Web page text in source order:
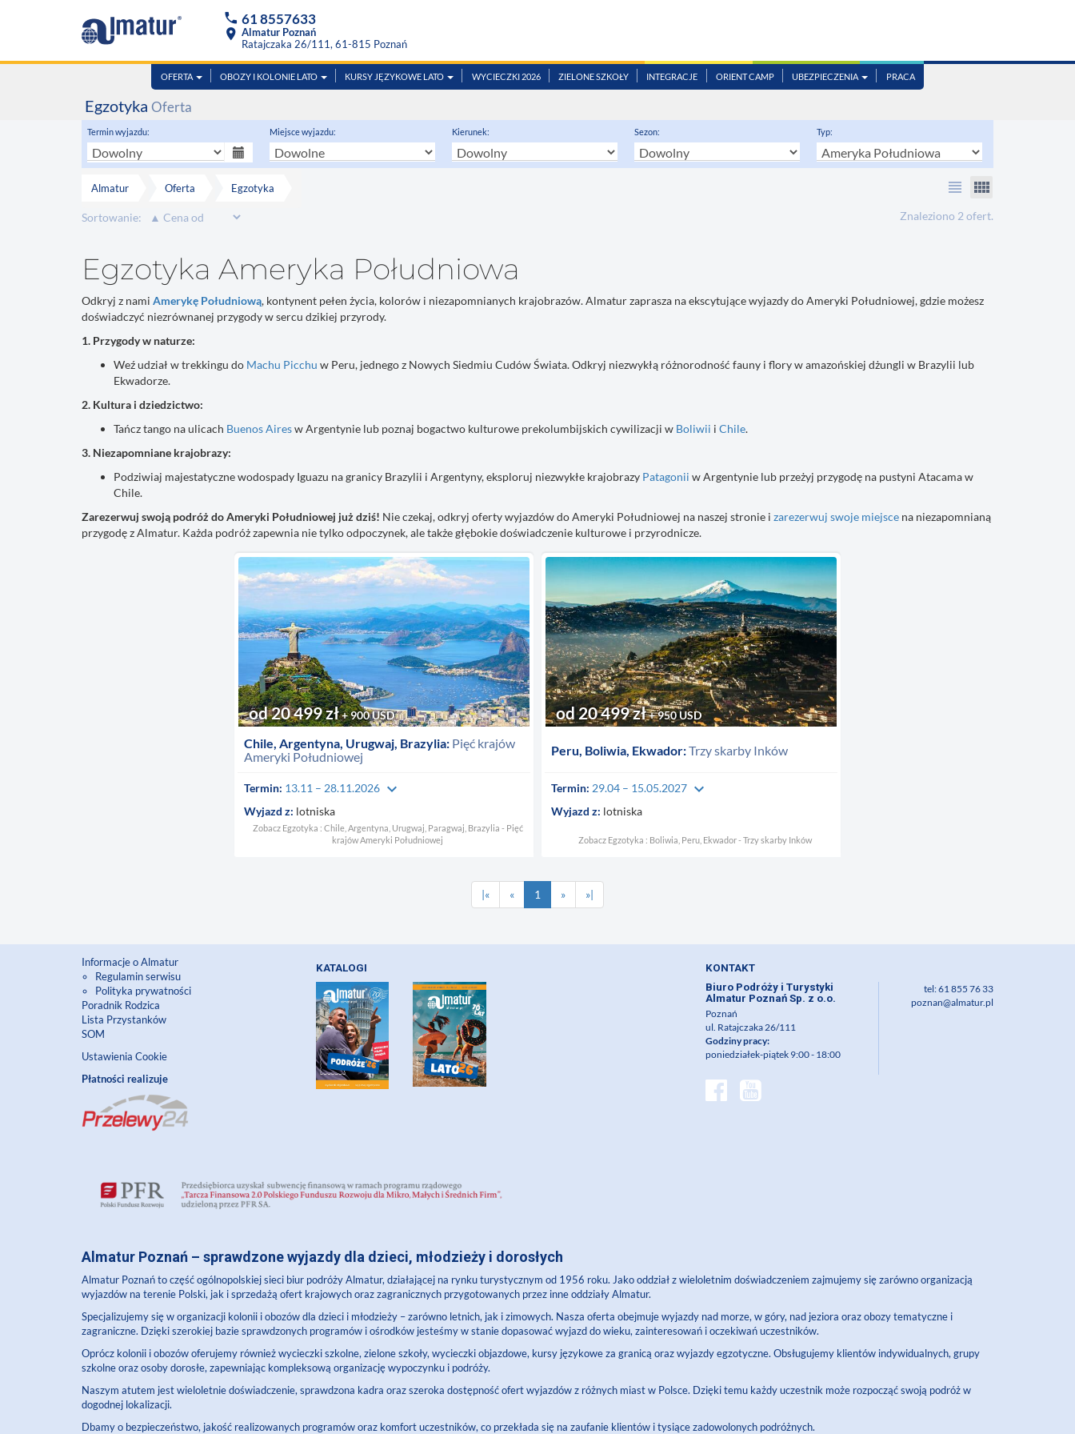
phone 61 8557633
location_on Almatur Poznań
Ratajczaka 26/111, 61-815 Poznań
OFERTA OBOZY I KOLONIE LATO KURSY JĘZYKOWE LATO WYCIECZKI 2026 ZIELONE SZKOŁY INTEGRACJE ORIENT CAMP UBEZPIECZENIA PRACA
Egzotyka Oferta
Termin wyjazdu: Miejsce wyjazdu: Kierunek: Sezon: Typ:
Almatur Oferta Egzotyka view_headline view_comfy
Sortowanie: Znaleziono 2 ofert.
Egzotyka Ameryka Południowa
Odkryj z nami Amerykę Południową, kontynent pełen życia, kolorów i niezapomnianych krajobrazów. Almatur zaprasza na ekscytujące wyjazdy do Ameryki Południowej, gdzie możesz
doświadczyć niezrównanej przygody w sercu dzikiej przyrody.
1. Przygody w naturze:
Weź udział w trekkingu do Machu Picchu w Peru, jednego z Nowych Siedmiu Cudów Świata. Odkryj niezwykłą różnorodność fauny i flory w amazońskiej dżungli w Brazylii lub
Ekwadorze.
2. Kultura i dziedzictwo:
Tańcz tango na ulicach Buenos Airesw Argentynie lub poznaj bogactwo kulturowe prekolumbijskich cywilizacji w Boliwii i Chile.
3. Niezapomniane krajobrazy:
Podziwiaj majestatyczne wodospady Iguazu na granicy Brazylii i Argentyny, eksploruj niezwykłe krajobrazy Patagonii w Argentynie lub przeżyj przygodę na pustyni Atacama w
Chile.
Zarezerwuj swoją podróż do Ameryki Południowej już dziś! Nie czekaj, odkryj oferty wyjazdów do Ameryki Południowej na naszej stronie i zarezerwuj swoje miejsce na niezapomnianą
przygodę z Almatur. Każda podróż zapewnia nie tylko odpoczynek, ale także głębokie doświadczenie kulturowe i przyrodnicze.
Chile, Argentyna, Urugwaj, Brazylia:Pięć krajów
Ameryki Południowej
od 20 499 zł+ 900 USD
Termin: 13.11 – 28.11.2026 keyboard_arrow_down
Wyjazd z: lotniska
Zobacz Egzotyka : Chile, Argentyna, Urugwaj, Paragwaj, Brazylia - Pięć
krajów Ameryki Południowej
Peru, Boliwia, Ekwador:Trzy skarby Inków
od 20 499 zł+ 950 USD
Termin: 29.04 – 15.05.2027 keyboard_arrow_down
Wyjazd z: lotniska
Zobacz Egzotyka : Boliwia, Peru, Ekwador - Trzy skarby Inków
|« « 1 » »|
Informacje o Almatur
Regulamin serwisu
Polityka prywatności
Poradnik Rodzica
Lista Przystanków
SOM
Ustawienia Cookie
Płatności realizuje
KATALOGI
KONTAKT
Biuro Podróży i Turystyki
Almatur Poznań Sp. z o.o.
Poznań
ul. Ratajczaka 26/111
Godziny pracy:
poniedziałek-piątek 9:00 - 18:00
tel: 61 855 76 33
poznan@almatur.pl
Almatur Poznań – sprawdzone wyjazdy dla dzieci, młodzieży i dorosłych
Almatur Poznańto część ogólnopolskiej sieci biur podróży Almatur, działającej na rynku turystycznym od 1956 roku. Jako oddział z wieloletnim doświadczeniem zajmujemy się zarówno organizacją
wyjazdów na terenie Polski, jak i sprzedażą ofert krajowych oraz zagranicznych przygotowanych przez inne oddziały Almatur.
Specjalizujemy się w organizacji kolonii i obozów dla dzieci i młodzieży – zarówno letnich, jak i zimowych. Nasza oferta obejmuje wyjazdy nad morze, w góry, nad jeziora oraz obozy tematyczne i
zagraniczne. Dzięki szerokiej bazie sprawdzonych programów i ośrodków jesteśmy w stanie dopasować wyjazd do wieku, zainteresowań i oczekiwań uczestników.
Oprócz kolonii i obozów oferujemy również wycieczki szkolne, zielone szkoły, wycieczki objazdowe, kursy językowe za granicą oraz wyjazdy egzotyczne. Obsługujemy klientów indywidualnych, grupy
szkolne oraz osoby dorosłe, zapewniając kompleksową organizację wypoczynku i podróży.
Naszym atutem jest wieloletnie doświadczenie, sprawdzona kadra oraz szeroka dostępność ofert wyjazdów z różnych miast w Polsce. Dzięki temu każdy uczestnik może rozpocząć swoją podróż w
dogodnej lokalizacji.
Dbamy o bezpieczeństwo, jakość realizowanych programów oraz komfort uczestników, co przekłada się na zaufanie klientów i tysiące zadowolonych podróżnych.